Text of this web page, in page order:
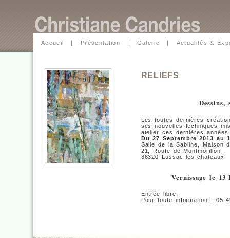
Accueil | Présentation | Galerie | Actualités &
RELIEFS
Dessins,
Les toutes dernières
ses nouvelles techniques
atelier ces dernières années.
Du 27 Septembre 2013 au
Salle de la Sabline, Maison
21, Route de Montmorillon
86320 Lussac-les-chateaux
Vernissage le
Entrée libre.
Pour toute information : 05